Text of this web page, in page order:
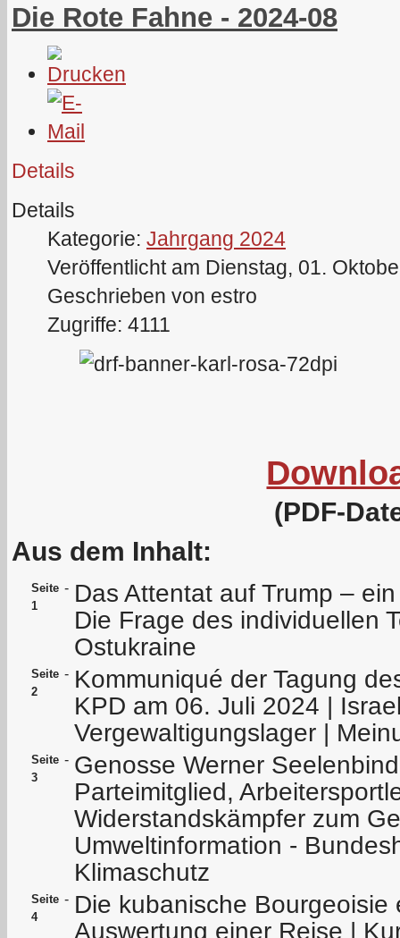
Die Rote Fahne - 2024-08
Details
Details
Kategorie: Jahrgang 2024
Veröffentlicht am Dienstag, 01.
Geschrieben von estro
Zugriffe: 4111
(PDF-
Aus dem Inhalt:
Seite
1
- Das Attentat auf Trump –
Die Frage des individuellen
Ostukraine
Seite
2
- Kommuniqué der Tagung
KPD am 06. Juli 2024 |
Vergewaltigungslager |
Seite
3
- Genosse Werner
Parteimitglied,
Widerstandskämpfer zum
Umweltinformation -
Klimaschutz
Seite
4
- Die kubanische Bourgeoisie
Auswertung einer Reise |